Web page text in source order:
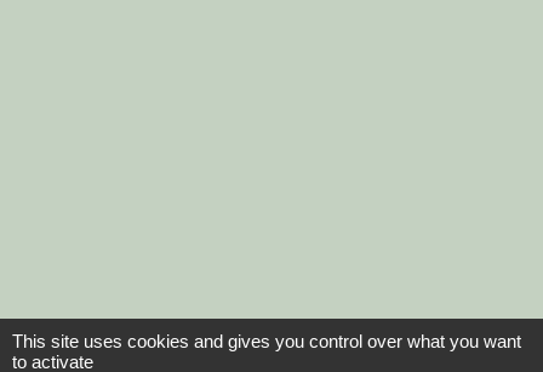
This site uses cookies and gives you control over what you want
to activate